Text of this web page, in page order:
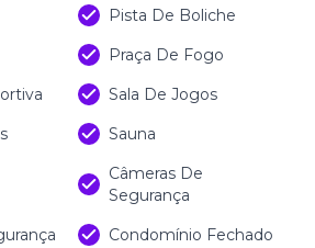
Pista De Boliche
Praça De Fogo
Sala De Jogos
Sauna
Câmeras De
Segurança
Condomínio Fechado